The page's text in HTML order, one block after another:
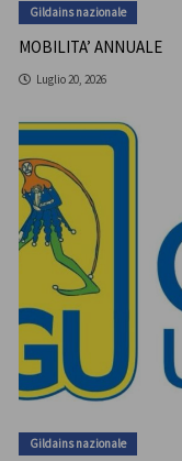
Gildains nazionale
MOBILITA’ ANNUALE
Luglio 20, 2026
Gildains nazionale